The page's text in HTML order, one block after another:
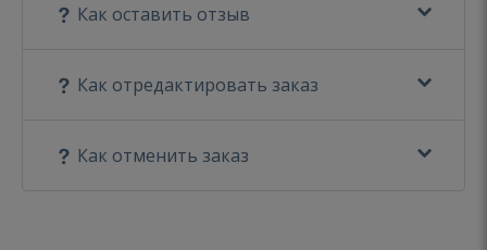
Как оставить отзыв
Как отредактировать заказ
Как отменить заказ